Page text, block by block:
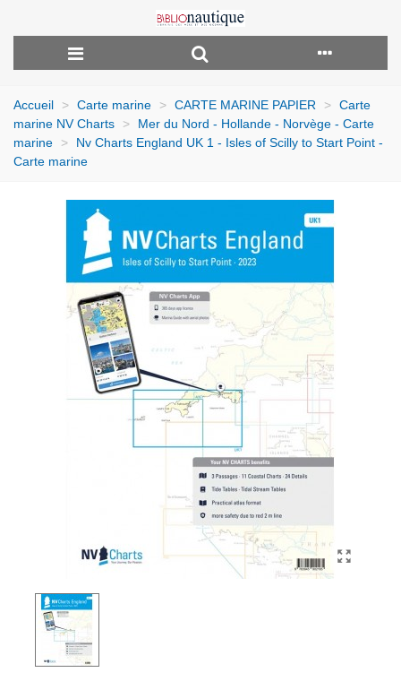
Accueil > Carte marine > CARTE MARINE PAPIER > Carte
marine NV Charts
>
Mer du Nord - Hollande - Norvège - Carte
marine
>
Nv Charts England UK 1 - Isles of Scilly to Start Point -
Carte marine